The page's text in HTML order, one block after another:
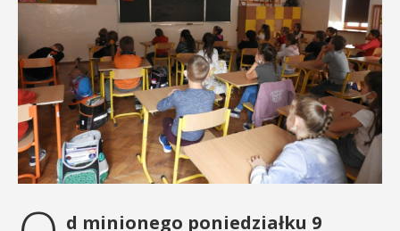
d minionego poniedziałku 9